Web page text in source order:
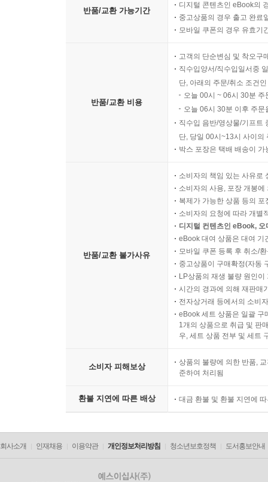
반품/교환 가능기간
디지털 콘텐츠인 eBook의
중고상품의 경우 출고 완료
모바일 쿠폰의 경우 유효기
반품/교환 비용
고객의 단순변심 및 착오구
직수입양서/직수입일서중
단, 아래의 주문/취소 조건
오늘 00시 ~ 06시 30분
오늘 06시 30분 이후 주
직수입 음반/영상물/기프트
단, 당일 00시~13시 사이의
박스 포장은 택배 배송이
반품/교환 불가사유
소비자의 책임 있는 사유로
소비자의 사용, 포장 개봉
복제가 가능한 상품 등의
소비자의 요청에 따라 개별
디지털 컨텐츠인 eBook,
eBook 대여 상품은 대여 기
모바일 쿠폰 등록 후 취소/
중고상품이 구매확정(자동
LP상품의 재생 불량 원인
시간의 경과에 의해 재판매
전자상거래 등에서의 소비
eBook 세트 상품은 일괄 구
1개의 상품으로 취급 및 판
우, 세트 상품 전부 및 세트
소비자 피해보상
상품의 불량에 의한 반품,
준하여 처리됨
환불 지연에 따른 배상 대금 환불 및 환불 지연에
회사소개 인재채용 이용약관 개인정보처리방침 청소년보호정책 도서홍보안내